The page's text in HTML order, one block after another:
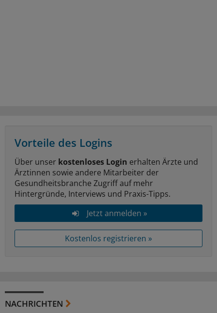
Vorteile des Logins
Über unser kostenloses Login erhalten Ärzte und
Ärztinnen sowie andere Mitarbeiter der
Gesundheitsbranche Zugriff auf mehr
Hintergründe, Interviews und Praxis-Tipps.
Jetzt anmelden »
Kostenlos registrieren »
NACHRICHTEN